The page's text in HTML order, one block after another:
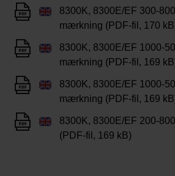
8300K, 8300E/EF 300-
mærkning (PDF-fil, 170
8300K, 8300E/EF 1000-
mærkning (PDF-fil, 169
8300K, 8300E/EF 1000-
mærkning (PDF-fil, 169
8300K, 8300E/EF 200-
(PDF-fil, 169 kB)